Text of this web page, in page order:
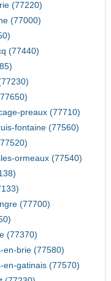
(77220)
(77000)
(77440)
preaux (77710)
fontaine (77560)
ormeaux (77540)
(77700)
(77370)
en-brie (77580)
en-gatinais (77570)